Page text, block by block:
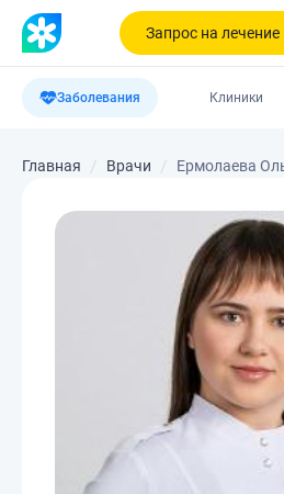
Запрос на лечение
Заболевания Клиники
Главная Врачи Ермолаева